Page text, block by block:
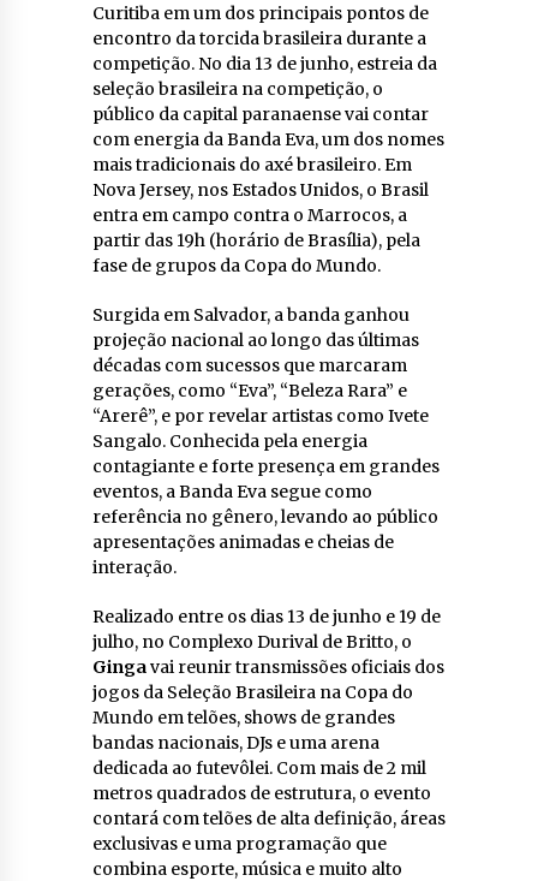
Curitiba em um dos principais pontos de
encontro da torcida brasileira durante a
competição. No dia 13 de junho, estreia da
seleção brasileira na competição, o
público da capital paranaense vai contar
com energia da Banda Eva, um dos nomes
mais tradicionais do axé brasileiro. Em
Nova Jersey, nos Estados Unidos, o Brasil
entra em campo contra o Marrocos, a
partir das 19h (horário de Brasília), pela
fase de grupos da Copa do Mundo.
Surgida em Salvador, a banda ganhou
projeção nacional ao longo das últimas
décadas com sucessos que marcaram
gerações, como “Eva”, “Beleza Rara” e
“Arerê”, e por revelar artistas como Ivete
Sangalo. Conhecida pela energia
contagiante e forte presença em grandes
eventos, a Banda Eva segue como
referência no gênero, levando ao público
apresentações animadas e cheias de
interação.
Realizado entre os dias 13 de junho e 19 de
julho, no Complexo Durival de Britto, o
Gingavai reunir transmissões oficiais dos
jogos da Seleção Brasileira na Copa do
Mundo em telões, shows de grandes
bandas nacionais, DJs e uma arena
dedicada ao futevôlei. Com mais de 2 mil
metros quadrados de estrutura, o evento
contará com telões de alta definição, áreas
exclusivas e uma programação que
combina esporte, música e muito alto